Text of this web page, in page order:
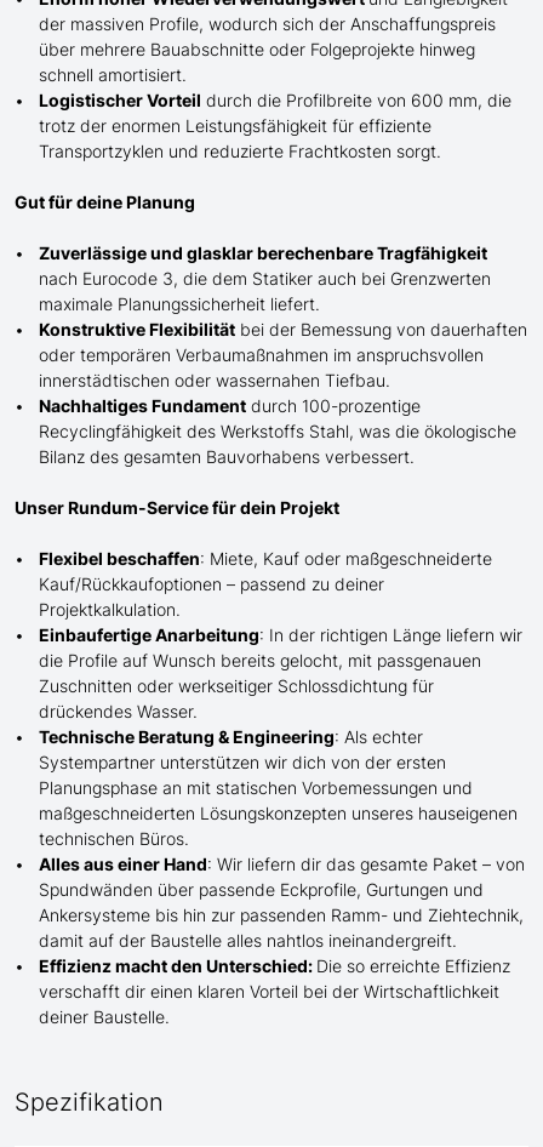
der massiven Profile, wodurch sich der Anschaffungspreis
über mehrere Bauabschnitte oder Folgeprojekte hinweg
schnell amortisiert.
Logistischer Vorteil durch die Profilbreite von 600 mm, die
trotz der enormen Leistungsfähigkeit für effiziente
Transportzyklen und reduzierte Frachtkosten sorgt.
Gut für deine Planung
Zuverlässige und glasklar berechenbare Tragfähigkeit
nach Eurocode 3, die dem Statiker auch bei Grenzwerten
maximale Planungssicherheit liefert.
Konstruktive Flexibilität bei der Bemessung von dauerhaften
oder temporären Verbaumaßnahmen im anspruchsvollen
innerstädtischen oder wassernahen Tiefbau.
Nachhaltiges Fundament durch 100-prozentige
Recyclingfähigkeit des Werkstoffs Stahl, was die ökologische
Bilanz des gesamten Bauvorhabens verbessert.
Unser Rundum-Service für dein Projekt
Flexibel beschaffen: Miete, Kauf oder maßgeschneiderte
Kauf/Rückkaufoptionen – passend zu deiner
Projektkalkulation.
Einbaufertige Anarbeitung: In der richtigen Länge liefern wir
die Profile auf Wunsch bereits gelocht, mit passgenauen
Zuschnitten oder werkseitiger Schlossdichtung für
drückendes Wasser.
Technische Beratung & Engineering: Als echter
Systempartner unterstützen wir dich von der ersten
Planungsphase an mit statischen Vorbemessungen und
maßgeschneiderten Lösungskonzepten unseres hauseigenen
technischen Büros.
Alles aus einer Hand: Wir liefern dir das gesamte Paket – von
Spundwänden über passende Eckprofile, Gurtungen und
Ankersysteme bis hin zur passenden Ramm- und Ziehtechnik,
damit auf der Baustelle alles nahtlos ineinandergreift.
Effizienz macht den Unterschied: Die so erreichte Effizienz
verschafft dir einen klaren Vorteil bei der Wirtschaftlichkeit
deiner Baustelle.
Spezifikation